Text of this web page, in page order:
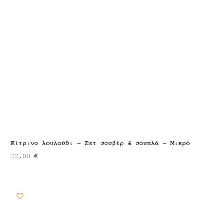
Κίτρινο λουλούδι – Σετ σουβέρ & σουπλά – Μικρό
22,00€